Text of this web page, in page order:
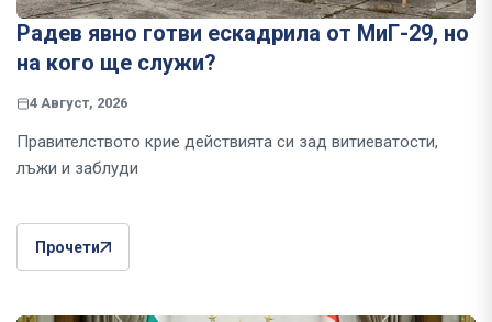
Радев явно готви ескадрила от МиГ-29, но
на кого ще служи?
4 Август, 2026
Правителството крие действията си зад витиеватости,
лъжи и заблуди
Прочети